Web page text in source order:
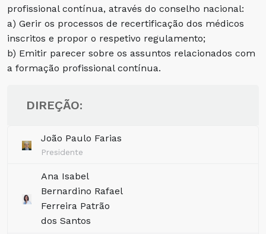
profissional contínua, através do conselho nacional:
a) Gerir os processos de recertificação dos médicos
inscritos e propor o respetivo regulamento;
b) Emitir parecer sobre os assuntos relacionados com
a formação profissional contínua.
DIREÇÃO:
João Paulo Farias
Presidente
Ana Isabel
Bernardino Rafael
Ferreira Patrão
dos Santos